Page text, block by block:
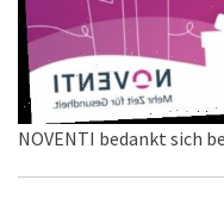
NOVENTI bedankt sich